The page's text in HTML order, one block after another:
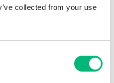
collected from your use